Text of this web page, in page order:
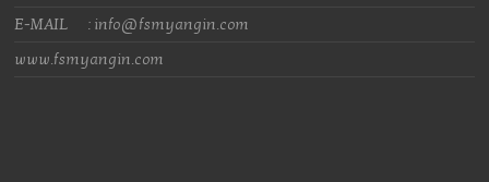
E-MAIL : info@fsmyangin.com
www.fsmyangin.com